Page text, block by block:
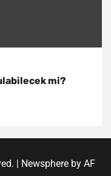
mi?
| Newsphere by AF